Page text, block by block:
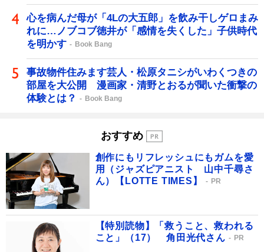
心を病んだ母が「4Lの大五郎」を飲み干しゲロまみ
れに…ノブコブ徳井が「感情を失くした」子供時代
を明かす
Book Bang
事故物件住みます芸人・松原タニシがいわくつきの
部屋を大公開 漫画家・清野とおるが聞いた衝撃の
体験とは？
Book Bang
おすすめ
創作にもリフレッシュにもガムを愛
用（ジャズピアニスト 山中千尋さ
ん）【LOTTE TIMES】
PR
【特別読物】「救うこと、救われる
こと」（17） 角田光代さん
PR